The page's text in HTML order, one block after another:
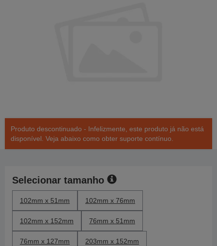
Produto descontinuado - Infelizmente, este produto já não está
disponível. Veja abaixo como obter suporte contínuo.
Selecionar tamanho
102mm x 51mm 102mm x 76mm
102mm x 152mm 76mm x 51mm
76mm x 127mm 203mm x 152mm